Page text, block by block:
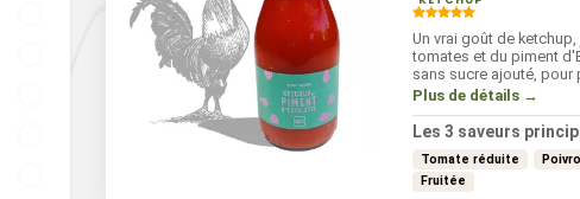
Un vrai goût de
tomates et du piment
sans sucre ajouté, pour
grands !
Plus de détails →
Les 3 saveurs
Tomate réduite
Fruitée